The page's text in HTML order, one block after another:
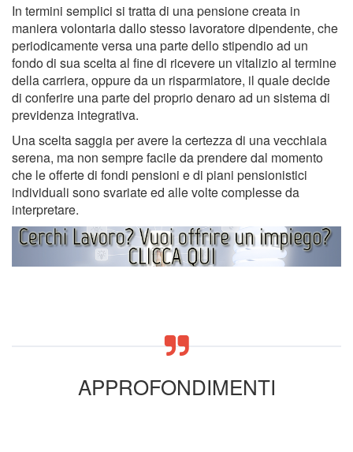
In termini semplici si tratta di una pensione creata in
maniera volontaria dallo stesso lavoratore dipendente, che
periodicamente versa una parte dello stipendio ad un
fondo di sua scelta al fine di ricevere un vitalizio al termine
della carriera, oppure da un risparmiatore, il quale decide
di conferire una parte del proprio denaro ad un sistema di
previdenza integrativa.
Una scelta saggia per avere la certezza di una vecchiaia
serena, ma non sempre facile da prendere dal momento
che le offerte di fondi pensioni e di piani pensionistici
individuali sono svariate ed alle volte complesse da
interpretare.
APPROFONDIMENTI